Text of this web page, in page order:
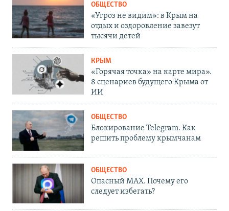
ОБЩЕСТВО
«Угроз не видим»: в Крым на
отдых и оздоровление завезут
тысячи детей
КРЫМ
«Горячая точка» на карте мира».
8 сценариев будущего Крыма от
ИИ
ОБЩЕСТВО
Блокирование Telegram. Как
решить проблему крымчанам
ОБЩЕСТВО
Опасный MAX. Почему его
следует избегать?